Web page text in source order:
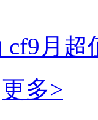
cf9月
更多>